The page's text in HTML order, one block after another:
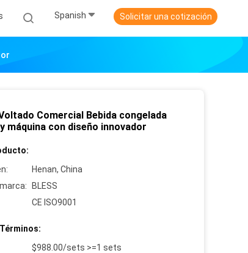
Spanish Solicitar una cotización
Comercial Bebida congelada
máquina con diseño innovador
Henan, China
BLESS
CE ISO9001
$988.00/sets >=1 sets